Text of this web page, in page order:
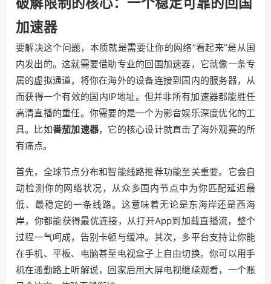
加速器
要解决这个问题，本质就是需要让你的网络“看起来”是从国
内发出的。这就需要借助专业的回国加速器，它就像一条专
属的虚拟通道，将你在海外的设备连接到国内的服务器，从
而获得一个有效的国内IP地址。但并非所有加速器都能胜任
高清直播的重任。你需要的是一个为影音娱乐深度优化的工
具。比如番茄加速器，它的核心设计就直击了海外观赛的所
有痛点。
首先，全球节点分布和智能线路推荐功能至关重要。它会自
动检测你的网络状况，从众多国内节点中为你匹配延迟最
低、最稳定的一条线路。这意味着无论是东海岸还是西海
岸，你都能获得最优连接，从打开App到加载直播流，整个
过程一气呵成，告别卡顿与缓冲。其次，多平台支持让你能
在手机、平板、电脑甚至电视盒子上自由切换。你可以用手
机在通勤路上听解说，回家后用大屏电视继续观看，一个账